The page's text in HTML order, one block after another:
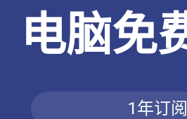
电脑免
1年订阅